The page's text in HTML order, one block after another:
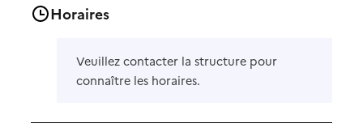
Horaires
Veuillez contacter la structure pour
connaître les horaires.